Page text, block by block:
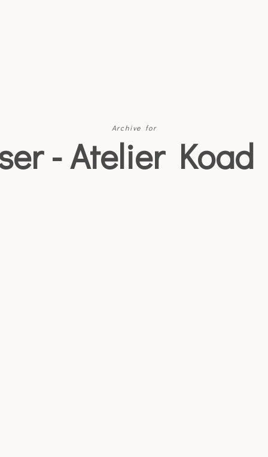
Archive for
- Atelier Koad